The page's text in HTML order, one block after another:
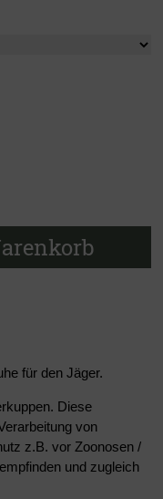
für den Jäger.
Diese
von
z.B. vor Zoonosen /
und zugleich